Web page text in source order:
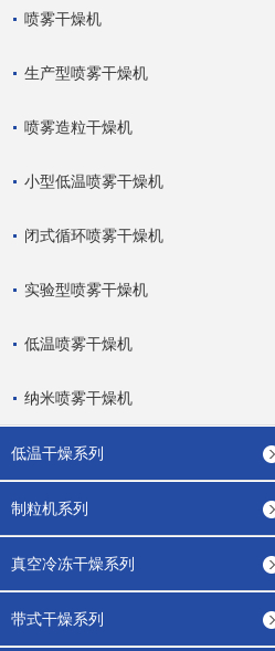
喷雾干燥机
生产型喷雾干燥机
喷雾造粒干燥机
小型低温喷雾干燥机
闭式循环喷雾干燥机
实验型喷雾干燥机
低温喷雾干燥机
纳米喷雾干燥机
低温干燥系列
制粒机系列
真空冷冻干燥系列
带式干燥系列